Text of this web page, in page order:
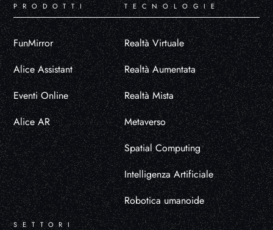
PRODOTTI
FunMirror
Alice Assistant
Eventi Online
Alice AR
TECNOLOGIE
Realtà Virtuale
Realtà Aumentata
Realtà Mista
Metaverso
Spatial Computing
Intelligenza Artificiale
Robotica umanoide
SETTORI